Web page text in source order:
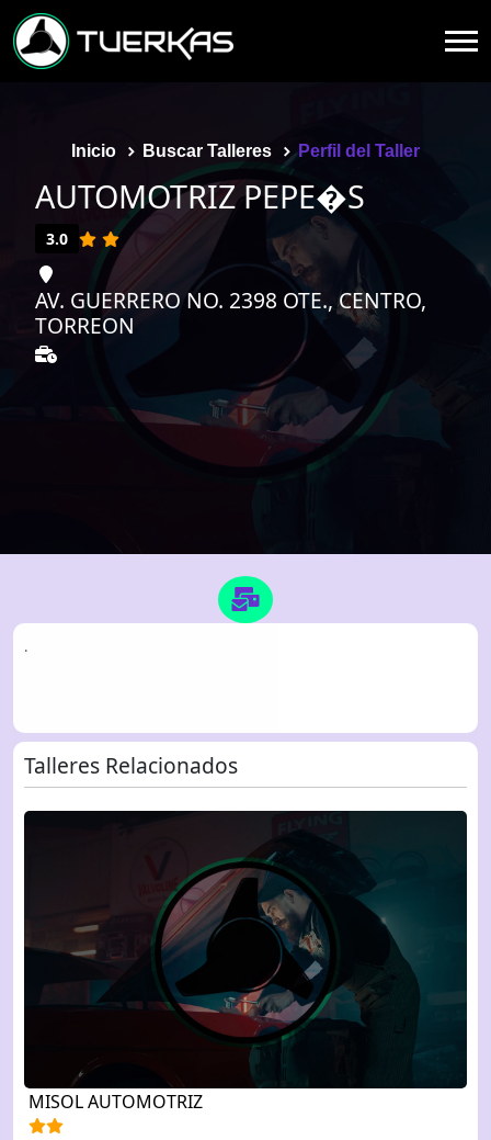
Inicio Buscar Talleres Perfil del Taller
AUTOMOTRIZ PEPE�S
3.0
AV. GUERRERO NO. 2398 OTE., CENTRO,
TORREON
.
Talleres Relacionados
MISOL AUTOMOTRIZ